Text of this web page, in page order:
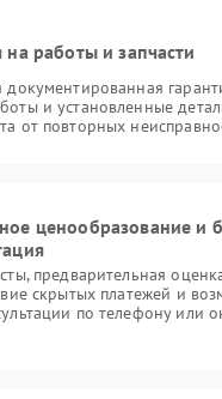
на работы и запчасти
документированная
и установленные
от повторных
ценообразование и
предварительная
скрытых платежей и
по телефону или